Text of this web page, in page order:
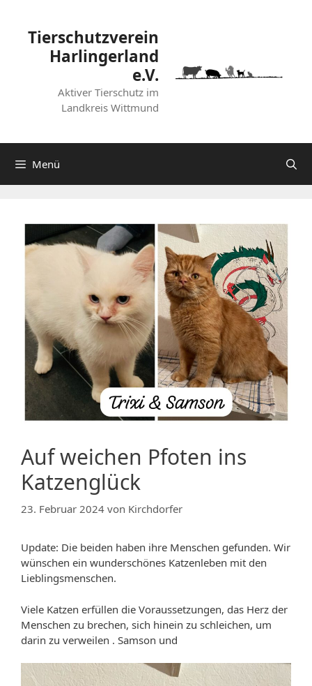
springenTierschutzverein
Harlingerland
e.V.
Aktiver Tierschutz im
Landkreis Wittmund
Menü
Auf weichen Pfoten ins
Katzenglück
23. Februar 2024 von Kirchdorfer
Update: Die beiden haben ihre Menschen gefunden. Wir
wünschen ein wunderschönes Katzenleben mit den
Lieblingsmenschen.
Viele Katzen erfüllen die Voraussetzungen, das Herz der
Menschen zu brechen, sich hinein zu schleichen, um
darin zu verweilen . Samson und